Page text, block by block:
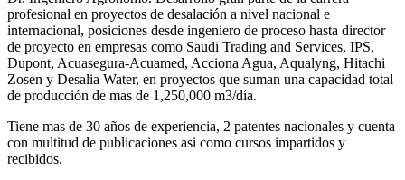
profesional en proyectos de desalación a nivel nacional e
internacional, posiciones desde ingeniero de proceso hasta director
de proyecto en empresas como Saudi Trading and Services, IPS,
Dupont, Acuasegura-Acuamed, Acciona Agua, Aqualyng, Hitachi
Zosen y Desalia Water, en proyectos que suman una capacidad total
de producción de mas de 1,250,000 m3/día.
Tiene mas de 30 años de experiencia, 2 patentes nacionales y cuenta
con multitud de publicaciones asi como cursos impartidos y
recibidos.